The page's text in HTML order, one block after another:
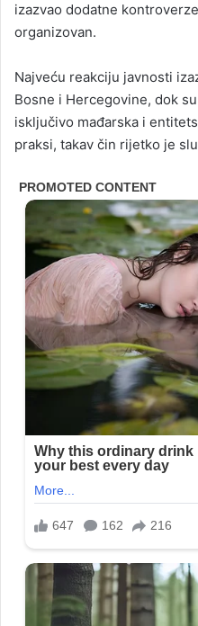
izazvao dodatne
organizovan.
Najveću reakciju javnosti
Bosne i Hercegovine, dok
isključivo mađarska i
praksi, takav čin rijetko je